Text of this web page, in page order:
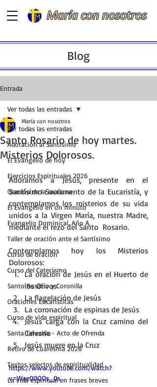
Blog
Entrada
Ver todas las entradas
Adoración al Santísimo
El Evangelio de hoy
Ejercicios Espirituales 2026
Oración de la mañana
El Evangelio en un minuto
Evangelio Dominical. Año A.
Taller de oración ante el Santísimo
Curso de oración
Curso del Catecismo
Santo Rosario y Coronilla
Oraciones Eucarísticas
Curso de vida espiritual
Santa Teresita - Acto de Ofrenda
Retiro de Cuaresma 2026
Textos selectos de espiritualidad
La vida espiritual en frases breves
Ver todas las entradas
Santo Rosario de hoy martes.
Misterios Dolorosos.
María con nosotros
Adoramos a Jesús, presente en el
Santísimo Sacramento de la Eucaristía, y
contemplamos los misterios de su vida
unidos a la Virgen María, nuestra Madre,
mediante el rezo del Santo  Rosario.
Contemplamos hoy los Misterios
Dolorosos:
La oración de Jesús en el Huerto de
los Olivos
La flagelación de Jesús
La coronación de espinas de Jesús
Jesús carga con la Cruz camino del
Calvario
Jesús muere en la Cruz
https://www.youtube.com/watch?
v=Wae00OOs_0s